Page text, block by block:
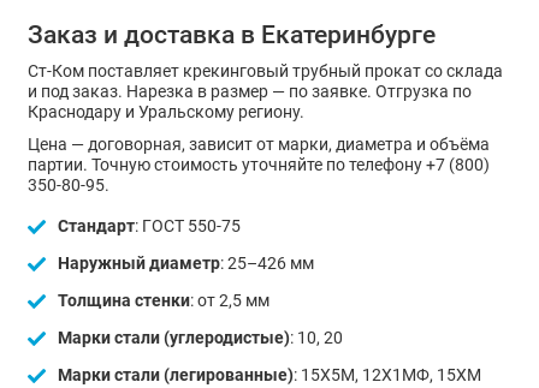
Заказ и доставка в Екатеринбурге
Ст-Ком поставляет крекинговый трубный прокат со склада
и под заказ. Нарезка в размер — по заявке. Отгрузка по
Краснодару и Уральскому региону.
Цена — договорная, зависит от марки, диаметра и объёма
партии. Точную стоимость уточняйте по телефону +7 (800)
350-80-95.
Стандарт: ГОСТ 550-75
Наружный диаметр: 25–426 мм
Толщина стенки: от 2,5 мм
Марки стали (углеродистые): 10, 20
Марки стали (легированные): 15Х5М, 12Х1МФ, 15ХМ